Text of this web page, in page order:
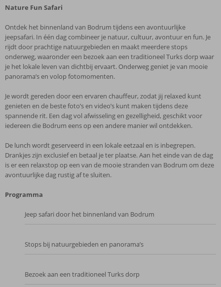
Nature Fun Safari
Ontdek het binnenland van Bodrum tijdens een avontuurlijke
jeepsafari. In één dag combineer je natuur, cultuur, avontuur en fun. Je
rijdt door prachtige natuurgebieden en maakt meerdere stops
onderweg, waaronder een bezoek aan een traditioneel Turks dorp waar
je het lokale leven van dichtbij ervaart. Onderweg geniet je van mooie
panorama’s en volop fotomomenten.
Je wordt gereden door een ervaren chauffeur, zodat jij relaxed kunt
genieten en de beste foto’s en video’s kunt maken tijdens deze
spannende rit. Een dag vol afwisseling en gezelligheid, geschikt voor
iedereen die Bodrum eens op een andere manier wil ontdekken.
De lunch wordt geserveerd in een lokale eetzaal en is inbegrepen.
Drankjes zijn exclusief en betaal je ter plaatse. Aan het einde van de dag
is er een relaxstop op een van de mooie stranden van Bodrum om deze
avontuurlijke dag rustig af te sluiten.
Programma
Jeep safari door het binnenland van Bodrum
Stops bij natuurgebieden en panorama’s
Bezoek aan een traditioneel Turks dorp